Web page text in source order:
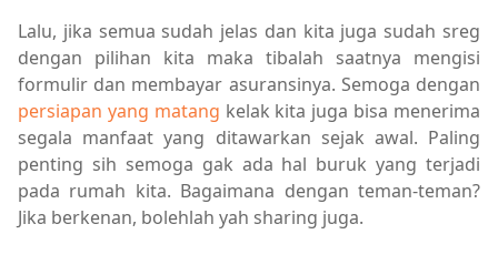
Lalu, jika semua sudah jelas dan kita juga sudah sreg
dengan pilihan kita maka tibalah saatnya mengisi
formulir dan membayar asuransinya. Semoga dengan
persiapan yang matang kelak kita juga bisa menerima
segala manfaat yang ditawarkan sejak awal. Paling
penting sih semoga gak ada hal buruk yang terjadi
pada rumah kita. Bagaimana dengan teman-teman?
Jika berkenan, bolehlah yah sharing juga.